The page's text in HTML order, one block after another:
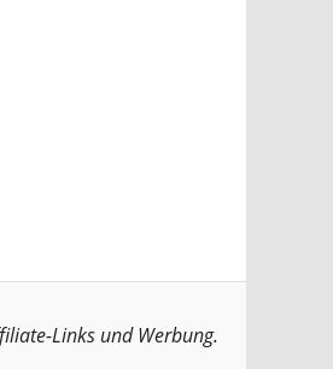
Links und Werbung.